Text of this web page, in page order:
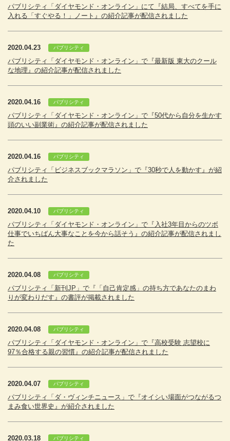
パブリシティ「ダイヤモンド・オンライン」にて『結局、すべてを手に
入れる「すぐやる！」ノート』の紹介記事が配信されました
2020.04.23 パブリシティ
パブリシティ「ダイヤモンド・オンライン」で『最新版 東大のクール
な地理』の紹介記事が配信されました
2020.04.16 パブリシティ
パブリシティ「ダイヤモンド・オンライン」で『50代から自分を生かす
頭のいい副業術』の紹介記事が配信されました
2020.04.16 パブリシティ
パブリシティ「ビジネスブックマラソン」で『30秒で人を動かす』が紹
介されました
2020.04.10 パブリシティ
パブリシティ「ダイヤモンド・オンライン」で『入社3年目からのツボ
仕事でいちばん大事なことを今から話そう』の紹介記事が配信されまし
た
2020.04.08 パブリシティ
パブリシティ「新刊JP」で『「自己肯定感」の持ち方であなたのまわ
りが変わりだす』の書評が掲載されました
2020.04.08 パブリシティ
パブリシティ「ダイヤモンド・オンライン」で『高校受験 志望校に
97％合格する親の習慣』の紹介記事が配信されました
2020.04.07 パブリシティ
パブリシティ「ダ・ヴィンチニュース」で『オイシい場面がつながるつ
まみ食い世界史』が紹介されました
2020.03.18 パブリシティ